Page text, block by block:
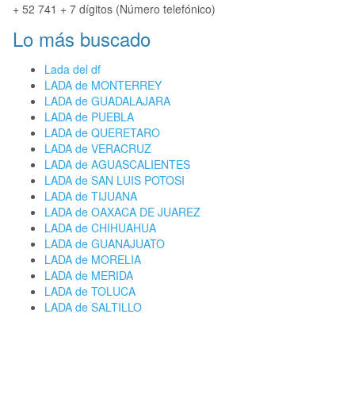
+ 52 741 + 7 dígitos (Número telefónico)
Lo más buscado
Lada del df
LADA de MONTERREY
LADA de GUADALAJARA
LADA de PUEBLA
LADA de QUERETARO
LADA de VERACRUZ
LADA de AGUASCALIENTES
LADA de SAN LUIS POTOSI
LADA de TIJUANA
LADA de OAXACA DE JUAREZ
LADA de CHIHUAHUA
LADA de GUANAJUATO
LADA de MORELIA
LADA de MERIDA
LADA de TOLUCA
LADA de SALTILLO